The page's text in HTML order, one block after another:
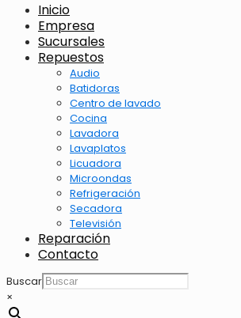
Inicio
Empresa
Sucursales
Repuestos
Audio
Batidoras
Centro de lavado
Cocina
Lavadora
Lavaplatos
Licuadora
Microondas
Refrigeración
Secadora
Televisión
Reparación
Contacto
Buscar
×